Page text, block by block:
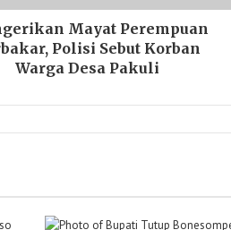
Mayat Perempuan
Polisi Sebut Korban
Warga Desa Pakuli